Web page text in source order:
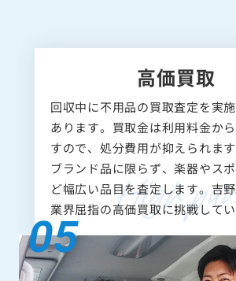
高価買取
回収中に不用品の買取査定を実
あります。買取金は利用料金か
すので、処分費用が抑えられま
ブランド品に限らず、楽器やス
ど幅広い品目を査定します。吉
業界屈指の高価買取に挑戦してい